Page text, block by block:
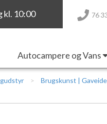
kl. 10:00 76
Autocampere og Vans
Brugskunst |